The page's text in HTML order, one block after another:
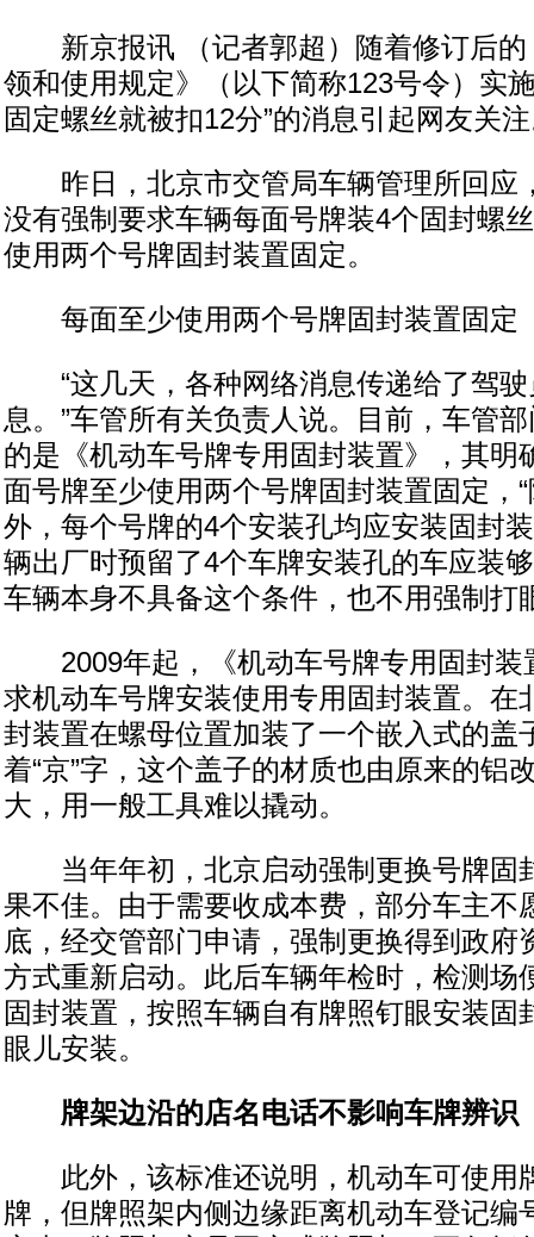
新京报讯 （记者郭超）随着修订后的
领和使用规定》（以下简称123号令）实
固定螺丝就被扣12分”的消息引起网友关
昨日，北京市交管局车辆管理所回应
没有强制要求车辆每面号牌装4个固封螺
使用两个号牌固封装置固定。
每面至少使用两个号牌固封装置固定
“这几天，各种网络消息传递给了驾驶
息。”车管所有关负责人说。目前，车管
的是《机动车号牌专用固封装置》，其明
面号牌至少使用两个号牌固封装置固定，
外，每个号牌的4个安装孔均应安装固封
辆出厂时预留了4个车牌安装孔的车应装
车辆本身不具备这个条件，也不用强制打
2009年起，《机动车号牌专用固封装
求机动车号牌安装使用专用固封装置。在
封装置在螺母位置加装了一个嵌入式的盖
着“京”字，这个盖子的材质也由原来的铝
大，用一般工具难以撬动。
当年年初，北京启动强制更换号牌固
果不佳。由于需要收成本费，部分车主不
底，经交管部门申请，强制更换得到政府
方式重新启动。此后车辆年检时，检测场
固封装置，按照车辆自有牌照钉眼安装固
眼儿安装。
牌架边沿的店名电话不影响车牌辨识
此外，该标准还说明，机动车可使用
牌，但牌照架内侧边缘距离机动车登记编